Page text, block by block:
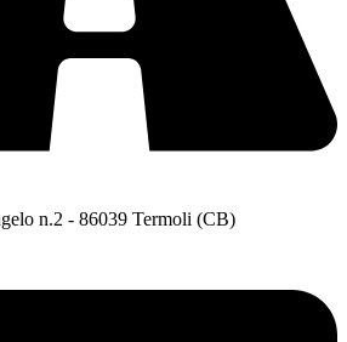
n.2 - 86039 Termoli (CB)